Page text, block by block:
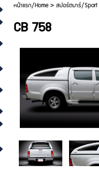
หน้าแรก/Home>สปอร์ตบาร์/
CB 758